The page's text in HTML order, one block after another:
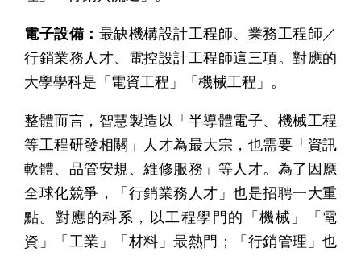
電子設備： 最缺機構設計工程師、業務工程師／
行銷業務人才、電控設計工程師這三項。對應的
大學學科是「電資工程」「機械工程」。
整體而言，智慧製造以「半導體電子、機械工程
等工程研發相關」人才為最大宗，也需要「資訊
軟體、品管安規、維修服務」等人才。為了因應
全球化競爭，「行銷業務人才」也是招聘一大重
點。對應的科系，以工程學門的「機械」「電
資」「工業」「材料」最熱門；「行銷管理」也